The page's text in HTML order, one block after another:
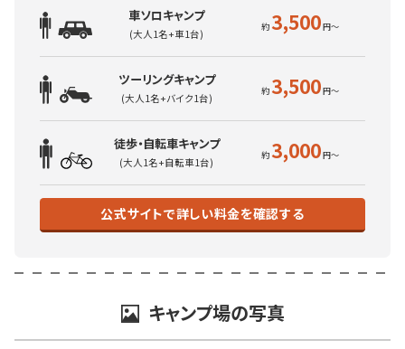
車ソロキャンプ
(大人1名+車1台) 3,500
ツーリングキャンプ
(大人1名+バイク1台) 3,500
徒歩・自転車キャンプ
(大人1名+自転車1台) 3,000
公式サイトで詳しい料金を確認する
キャンプ場の写真